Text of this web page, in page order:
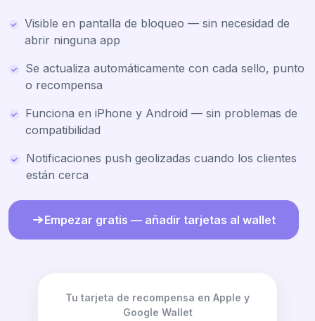
Visible en pantalla de bloqueo — sin necesidad de
abrir ninguna app
Se actualiza automáticamente con cada sello, punto
o recompensa
Funciona en iPhone y Android — sin problemas de
compatibilidad
Notificaciones push geolizadas cuando los clientes
están cerca
Empezar gratis — añadir tarjetas al wallet
Tu tarjeta de recompensa en Apple y
Google Wallet